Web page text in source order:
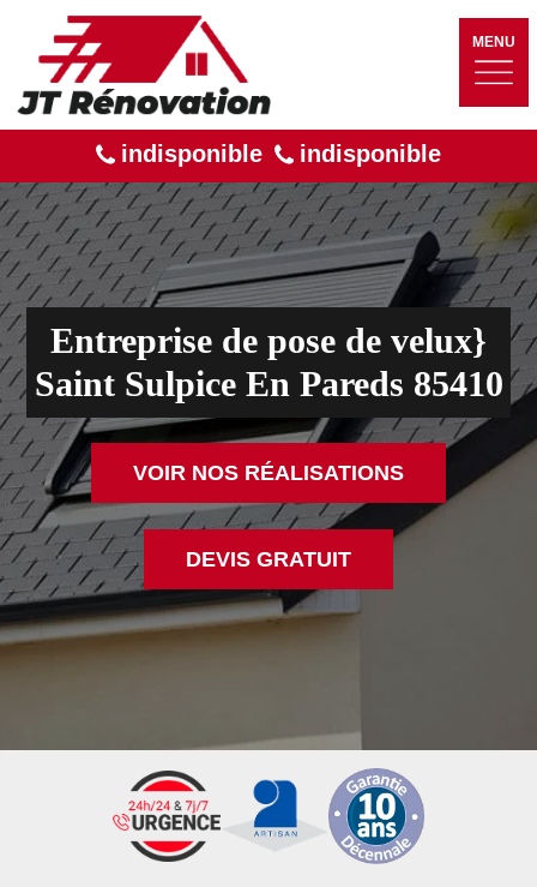
MENU
indisponible indisponible
Entreprise de pose de velux}
Saint Sulpice En Pareds 85410
VOIR NOS RÉALISATIONS
DEVIS GRATUIT